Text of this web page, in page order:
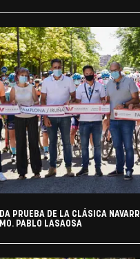
PRUEBA DE LA CLÁSICA
PABLO LASAOSA